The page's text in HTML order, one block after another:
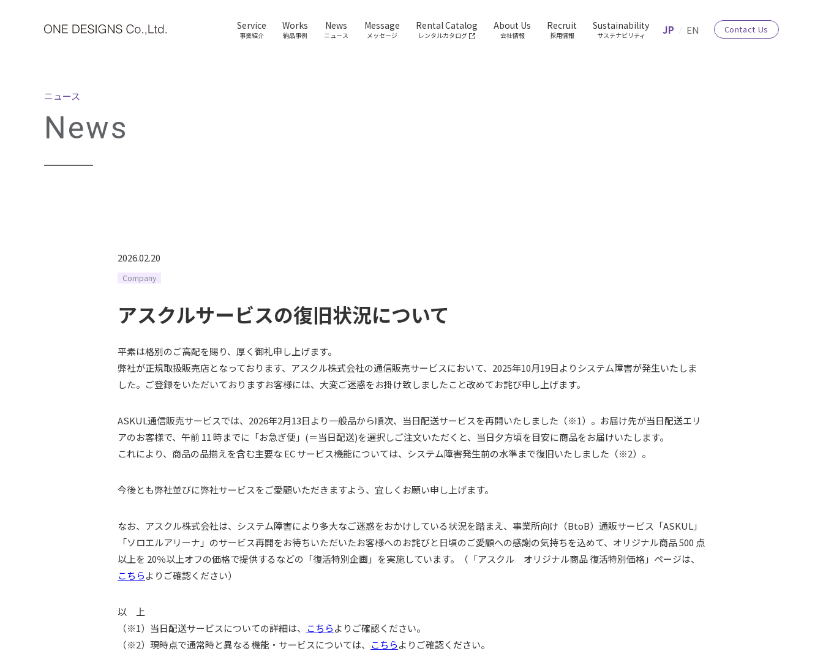
Service
事業紹介
Works
納品事例
News
ニュース
Message
メッセージ
Rental Catalog
レンタルカタログ
About Us
会社情報
Recruit
採用情報
Sustainability
サステナビリティ JP EN Contact Us
ニュース
News
2026.02.20
Company
アスクルサービスの復旧状況について
平素は格別のご高配を賜り、厚く御礼申し上げます。
弊社が正規取扱販売店となっております、アスクル株式会社の通信販売サービスにおいて、2025年10月19日よりシステム障害が発生いたしま
した。ご登録をいただいておりますお客様には、大変ご迷惑をお掛け致しましたこと改めてお詫び申し上げます。
ASKUL通信販売サービスでは、2026年2月13日より一般品から順次、当日配送サービスを再開いたしました（※1）。お届け先が当日配送エリ
アのお客様で、午前 11 時までに「お急ぎ便」(＝当日配送)を選択しご注文いただくと、当日夕方頃を目安に商品をお届けいたします。
これにより、商品の品揃えを含む主要な EC サービス機能については、システム障害発生前の水準まで復旧いたしました（※2）。
今後とも弊社並びに弊社サービスをご愛顧いただきますよう、宜しくお願い申し上げます。
なお、アスクル株式会社は、システム障害により多大なご迷惑をおかけしている状況を踏まえ、事業所向け（BtoB）通販サービス「ASKUL」
「ソロエルアリーナ」のサービス再開をお待ちいただいたお客様へのお詫びと日頃のご愛顧への感謝の気持ちを込めて、オリジナル商品 500 点
以上を 20％以上オフの価格で提供するなどの「復活特別企画」を実施しています。（「アスクル オリジナル商品 復活特別価格」ページは、
こちらよりご確認ください）
以 上
（※1）当日配送サービスについての詳細は、 こちらよりご確認ください。
（※2）現時点で通常時と異なる機能・サービスについては、 こちらよりご確認ください。